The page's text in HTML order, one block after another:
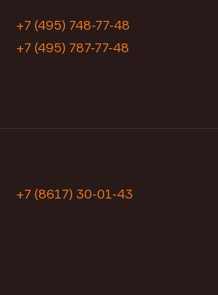
+7 (495) 748-77-48
+7 (495) 787-77-48
+7 (8617) 30-01-43